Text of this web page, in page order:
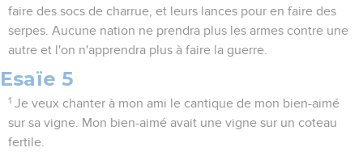
faire des socs de charrue, et leurs lances pour en faire des
serpes. Aucune nation ne prendra plus les armes contre une
autre et l'on n'apprendra plus à faire la guerre.
Esaïe 5
1 Je veux chanter à mon ami le cantique de mon bien-aimé
sur sa vigne. Mon bien-aimé avait une vigne sur un coteau
fertile.